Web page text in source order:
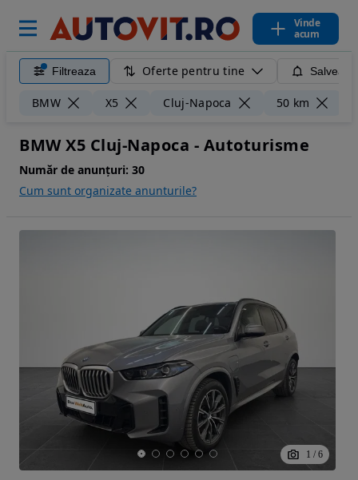
Vinde
acum
Filtreaza Oferte pentru tine
BMW X5 Cluj-Napoca 50 km
BMW X5 Cluj-Napoca - Autoturisme
Număr de anunțuri: 30
Cum sunt organizate anunturile?
1 / 6